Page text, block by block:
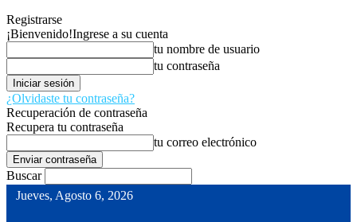
Registrarse
¡Bienvenido!Ingrese a su cuenta
tu nombre de usuario
tu contraseña
¿Olvidaste tu contraseña?
Recuperación de contraseña
Recupera tu contraseña
tu correo electrónico
Buscar
Jueves, Agosto 6, 2026